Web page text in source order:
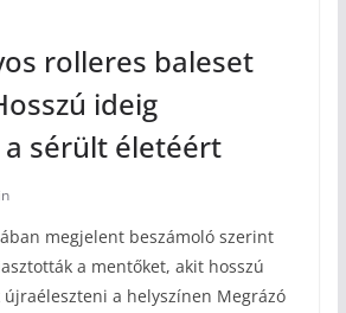
rolleres baleset
ideig
sérült életéért
megjelent beszámoló szerint
a mentőket, akit hosszú
a helyszínen Megrázó